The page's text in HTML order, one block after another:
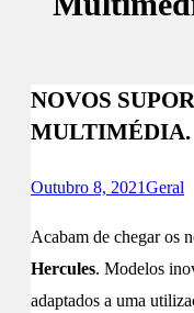
Marcas
Pontos de
Promoções
Contactos
NOVOS
MULTIMÉDIA.
Outubro 8, 2021Geral
Acabam de chegar os
Hercules. Modelos
adaptados a uma